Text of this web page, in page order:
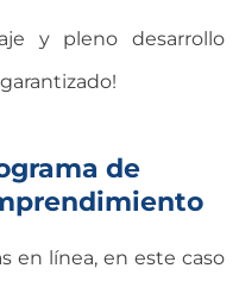
y pleno desarrollo
de
en línea, en este caso